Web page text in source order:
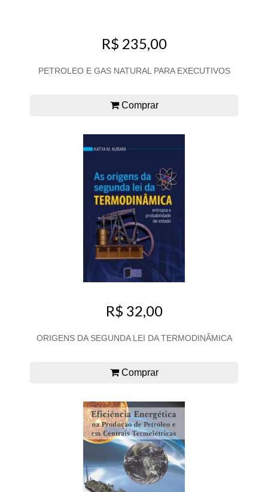
R$ 235,00
PETROLEO E GAS NATURAL PARA EXECUTIVOS
Comprar
R$ 32,00
ORIGENS DA SEGUNDA LEI DA TERMODINÂMICA
Comprar